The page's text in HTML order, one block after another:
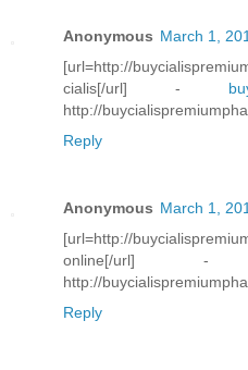
Anonymous March 1,
[url=http://
cialis[/url] -
http://
Reply
Anonymous March 1,
[url=http://
online[/url]
http://
Reply